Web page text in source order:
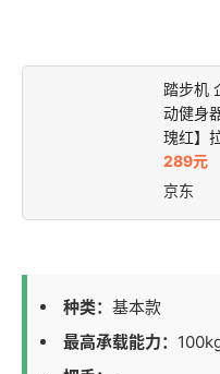
踏步机
动健身
瑰红】
289元
京东
种类： 基本款
最高承载能力：